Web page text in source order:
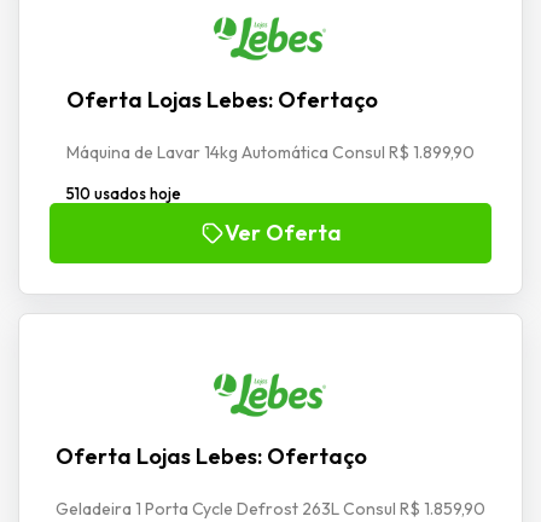
Oferta Lojas Lebes: Ofertaço
Máquina de Lavar 14kg Automática Consul R$ 1.899,90
510 usados hoje
Ver Oferta
Oferta Lojas Lebes: Ofertaço
Geladeira 1 Porta Cycle Defrost 263L Consul R$ 1.859,90